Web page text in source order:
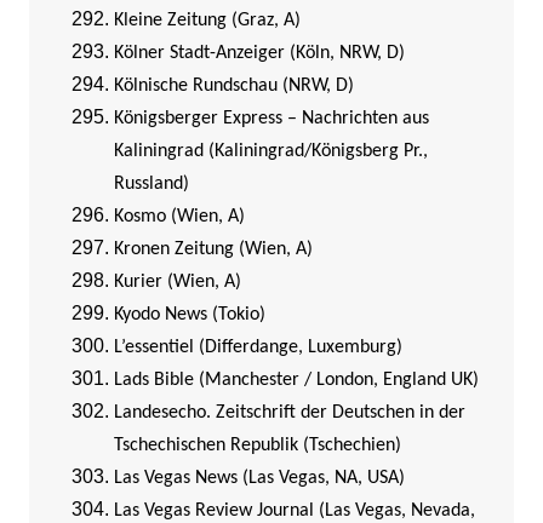
Kleine Zeitung (Graz, A)
Kölner Stadt-Anzeiger (Köln, NRW, D)
Kölnische Rundschau (NRW, D)
Königsberger Express – Nachrichten aus
Kaliningrad (Kaliningrad/Königsberg Pr.,
Russland)
Kosmo (Wien, A)
Kronen Zeitung (Wien, A)
Kurier (Wien, A)
Kyodo News (Tokio)
L’essentiel (Differdange, Luxemburg)
Lads Bible (Manchester / London, England UK)
Landesecho. Zeitschrift der Deutschen in der
Tschechischen Republik (Tschechien)
Las Vegas News (Las Vegas, NA, USA)
Las Vegas Review Journal (Las Vegas, Nevada,